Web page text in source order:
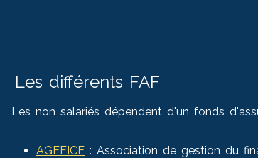
Les différents FAF
Les non salariés dépendent d'un fonds
AGEFICE : Association de gestion du